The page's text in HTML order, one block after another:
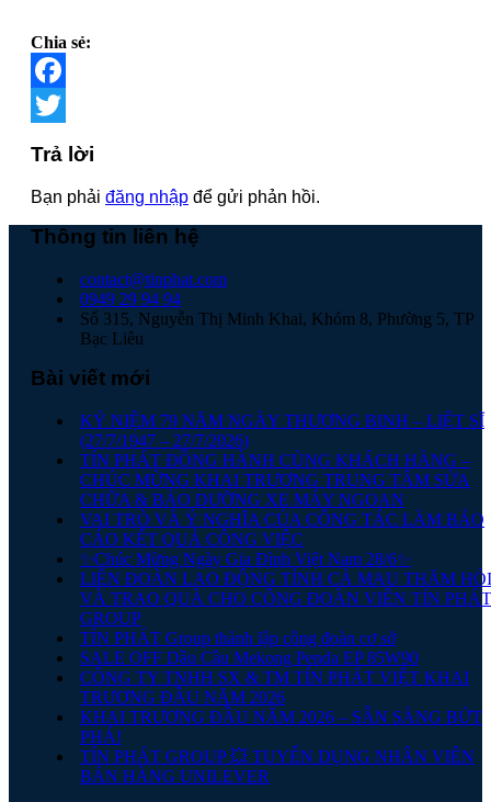
Chia sẻ:
Facebook
Trả lời
Bạn phải đăng nhập để gửi phản hồi.
Thông tin liên hệ
contact@tinphat.com
0949 29 94 94
Số 315, Nguyễn Thị Minh Khai, Khóm 8, Phường 5, TP
Bạc Liêu
Bài viết mới
KỶ NIỆM 79 NĂM NGÀY THƯƠNG BINH – LIỆT SĨ
(27/7/1947 – 27/7/2026)
TÍN PHÁT ĐỒNG HÀNH CÙNG KHÁCH HÀNG –
CHÚC MỪNG KHAI TRƯƠNG TRUNG TÂM SỬA
CHỮA & BẢO DƯỠNG XE MÁY NGOAN
VAI TRÒ VÀ Ý NGHĨA CỦA CÔNG TÁC LÀM BÁO
CÁO KẾT QUẢ CÔNG VIỆC
✨Chúc Mừng Ngày Gia Đình Việt Nam 28/6✨
LIÊN ĐOÀN LAO ĐỘNG TỈNH CÀ MAU THĂM HỎI
VÀ TRAO QUÀ CHO CÔNG ĐOÀN VIÊN TÍN PHÁT
GROUP
TÍN PHÁT Group thành lập công đoàn cơ sở
SALE OFF Dầu Cầu Mekong Penda EP 85W90
CÔNG TY TNHH SX & TM TÍN PHÁT VIỆT KHAI
TRƯƠNG ĐẦU NĂM 2026
KHAI TRƯƠNG ĐẦU NĂM 2026 – SẴN SÀNG BỨT
PHÁ!
TÍN PHÁT GROUP 💥 TUYỂN DỤNG NHÂN VIÊN
BÁN HÀNG UNILEVER